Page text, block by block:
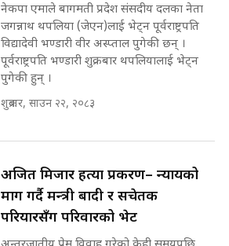
Expansion Dilemma |
SIDHAKURA |
पटकपटक भावुक बने गृहमन्त्री सुदन
SIDHAKURA ||
७८ लाख घुस खाने मन्त्री ! जोगाउने
प्रधानमन्त्री ? || SIDHAKURA ||
SIDHAKURA INVESTIGATION
||
मन्त्री राजकुमारलाई घुस दिने विचौलीया
नेकपा एमाले बागमती प्रदेश संसदीय दलका नेता
जगन्नाथ थपलिया (जेएन)लाई भेट्न पूर्वराष्ट्रपति
विद्यादेवी भण्डारी वीर अस्प्ताल पुगेकी छन् ।
पूर्वराष्ट्रपति भण्डारी शुक्रबार थपलियालाई भेट्न
पुगेकी हुन् ।
शुक्रबार, साउन २२, २०८३
अजित मिजार हत्या प्रकरण– न्यायको
माग गर्दै मन्त्री बादी र सचेतक
परियारसँग परिवारको भेट